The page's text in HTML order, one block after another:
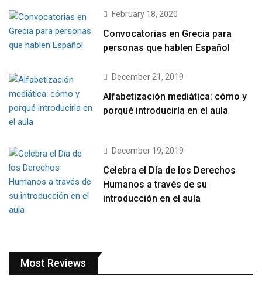
February 18, 2020
Convocatorias en Grecia para
personas que hablen Español
December 21, 2019
Alfabetización mediática: cómo y
porqué introducirla en el aula
December 19, 2019
Celebra el Día de los Derechos
Humanos a través de su
introducción en el aula
Most Reviews